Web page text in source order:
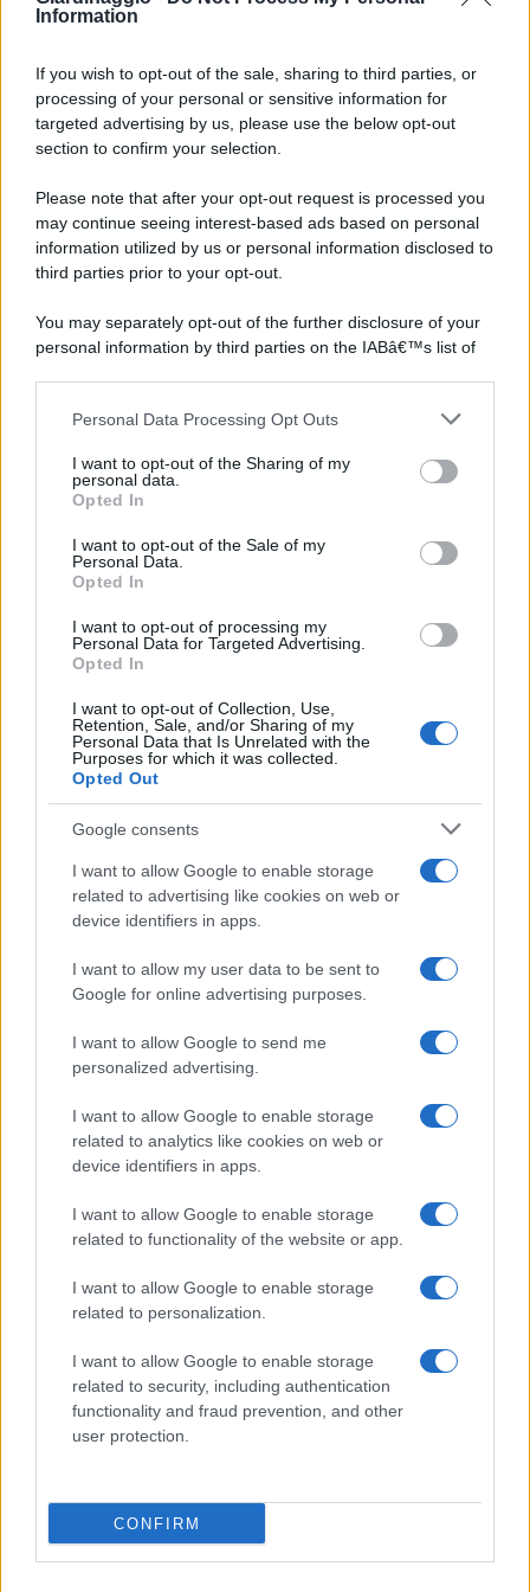
Information
If you wish to opt-out of the sale, sharing to third parties, or
processing of your personal or sensitive information for
targeted advertising by us, please use the below opt-out
section to confirm your selection.
Please note that after your opt-out request is processed you
may continue seeing interest-based ads based on personal
information utilized by us or personal information disclosed to
third parties prior to your opt-out.
You may separately opt-out of the further disclosure of your
personal information by third parties on the IABâ€™s list of
This information may also be disclosed by us to third parties
further disclose it to other third parties.
Please note that this website/app uses one or more Google
services and may gather and store information including but
not limited to your visit or usage behaviour. You may click to
grant or deny consent to Google and its third-party tags to
consent section.
Personal Data Processing Opt Outs
I want to opt-out of the Sharing of my
personal data.
Opted In
I want to opt-out of the Sale of my
Personal Data.
Opted In
I want to opt-out of processing my
Personal Data for Targeted Advertising.
Opted In
I want to opt-out of Collection, Use,
Retention, Sale, and/or Sharing of my
Personal Data that Is Unrelated with the
Purposes for which it was collected.
Opted Out
Google consents
I want to allow Google to enable storage
related to advertising like cookies on web or
device identifiers in apps.
I want to allow my user data to be sent to
Google for online advertising purposes.
I want to allow Google to send me
personalized advertising.
I want to allow Google to enable storage
related to analytics like cookies on web or
device identifiers in apps.
I want to allow Google to enable storage
related to functionality of the website or app.
I want to allow Google to enable storage
related to personalization.
I want to allow Google to enable storage
related to security, including authentication
functionality and fraud prevention, and other
user protection.
CONFIRM
©2026 - giardinaggio.net - p.iva 03338800984
Collabora con Giardinaggio.net